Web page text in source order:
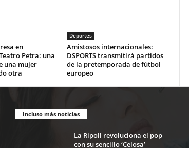
en
Petra: una
una mujer
otra
Deportes
Amistosos internacionales:
DSPORTS transmitirá partidos
de la pretemporada de fútbol
europeo
Incluso más noticias
La Ripoll revoluciona el pop
con su sencillo ‘Celosa’